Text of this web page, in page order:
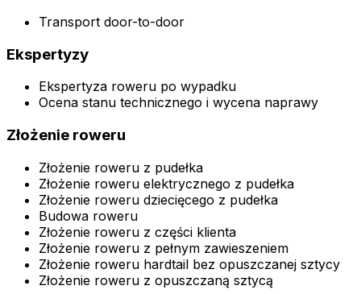
Transport door-to-door
Ekspertyzy
Ekspertyza roweru po wypadku
Ocena stanu technicznego i wycena naprawy
Złożenie roweru
Złożenie roweru z pudełka
Złożenie roweru elektrycznego z pudełka
Złożenie roweru dziecięcego z pudełka
Budowa roweru
Złożenie roweru z części klienta
Złożenie roweru z pełnym zawieszeniem
Złożenie roweru hardtail bez opuszczanej sztycy
Złożenie roweru z opuszczaną sztycą